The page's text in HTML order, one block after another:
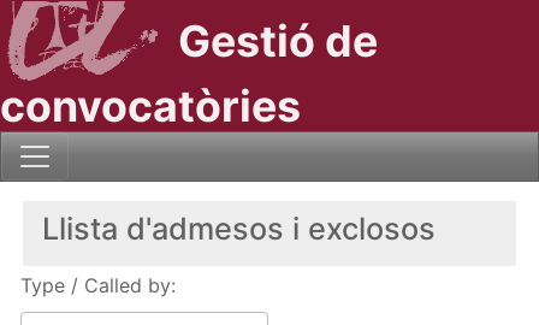
Gestió de
convocatòries
Llista d'admesos i exclosos
Type / Called by: